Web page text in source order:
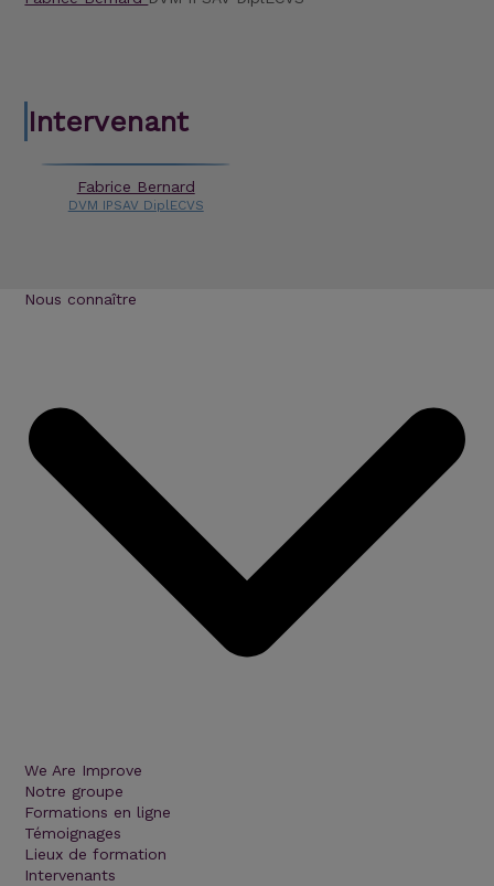
Intervenant
Fabrice Bernard
DVM IPSAV DiplECVS
Nous connaître
We Are Improve
Notre groupe
Formations en ligne
Témoignages
Lieux de formation
Intervenants